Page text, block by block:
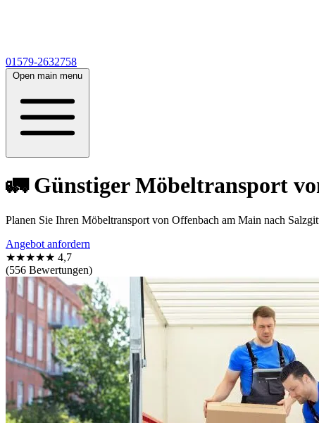
01579-2632758
Open main menu
🚛 Günstiger Möbeltransport
Planen Sie Ihren Möbeltransport von Offenbach am Main nach
Angebot anfordern
★★★★★ 4,7
(556 Bewertungen)